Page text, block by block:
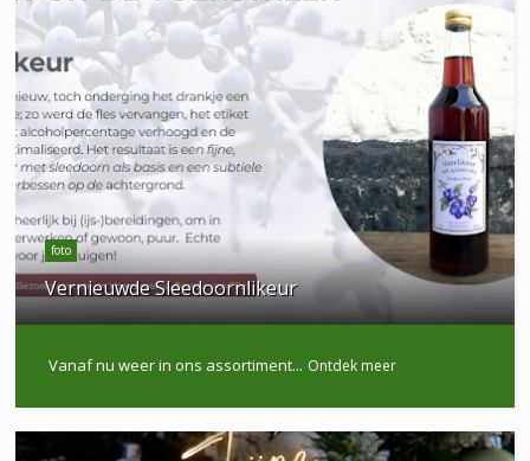
foto
Vernieuwde Sleedoornlikeur
Vanaf nu weer in ons assortiment... Ontdek meer